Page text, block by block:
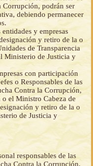
Corrupción, podrán ser
debiendo permanecer
y empresas
y retiro de la o
de Transparencia
Ministerio de Justicia y
con participación
o Responsables de las
Contra la Corrupción,
el Ministro Cabeza de
y retiro de la o
de Justicia y
responsables de las
Contra la Corrupción,